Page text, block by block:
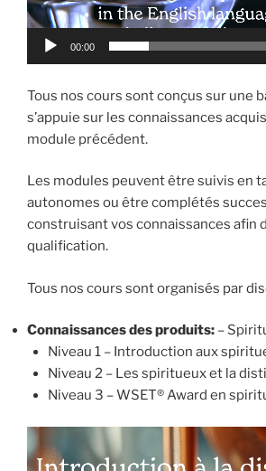
00:00
Tous nos cours sont conçus sur une
s’appuie sur les connaissances
module précédent.
Les modules peuvent être suivis en
autonomes ou être complétés
construisant vos connaissances afin
qualification.
Tous nos cours sont organisés par
Connaissances des produits: –
Niveau 1 – Introduction aux
Niveau 2 – Les spiritueux et la
Niveau 3 – WSET® Award en
Lecteur
vidéo